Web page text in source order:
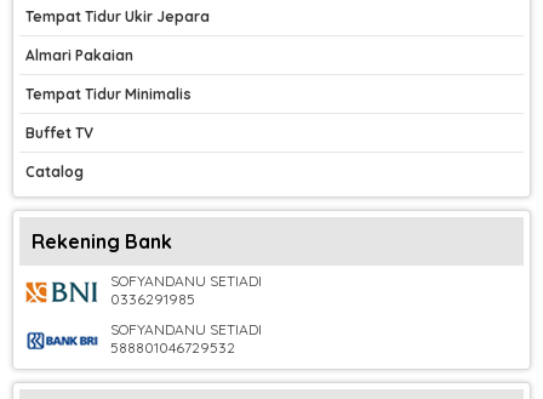
Tempat Tidur Ukir Jepara
Almari Pakaian
Tempat Tidur Minimalis
Buffet TV
Catalog
Rekening Bank
SOFYANDANU SETIADI
0336291985
SOFYANDANU SETIADI
588801046729532